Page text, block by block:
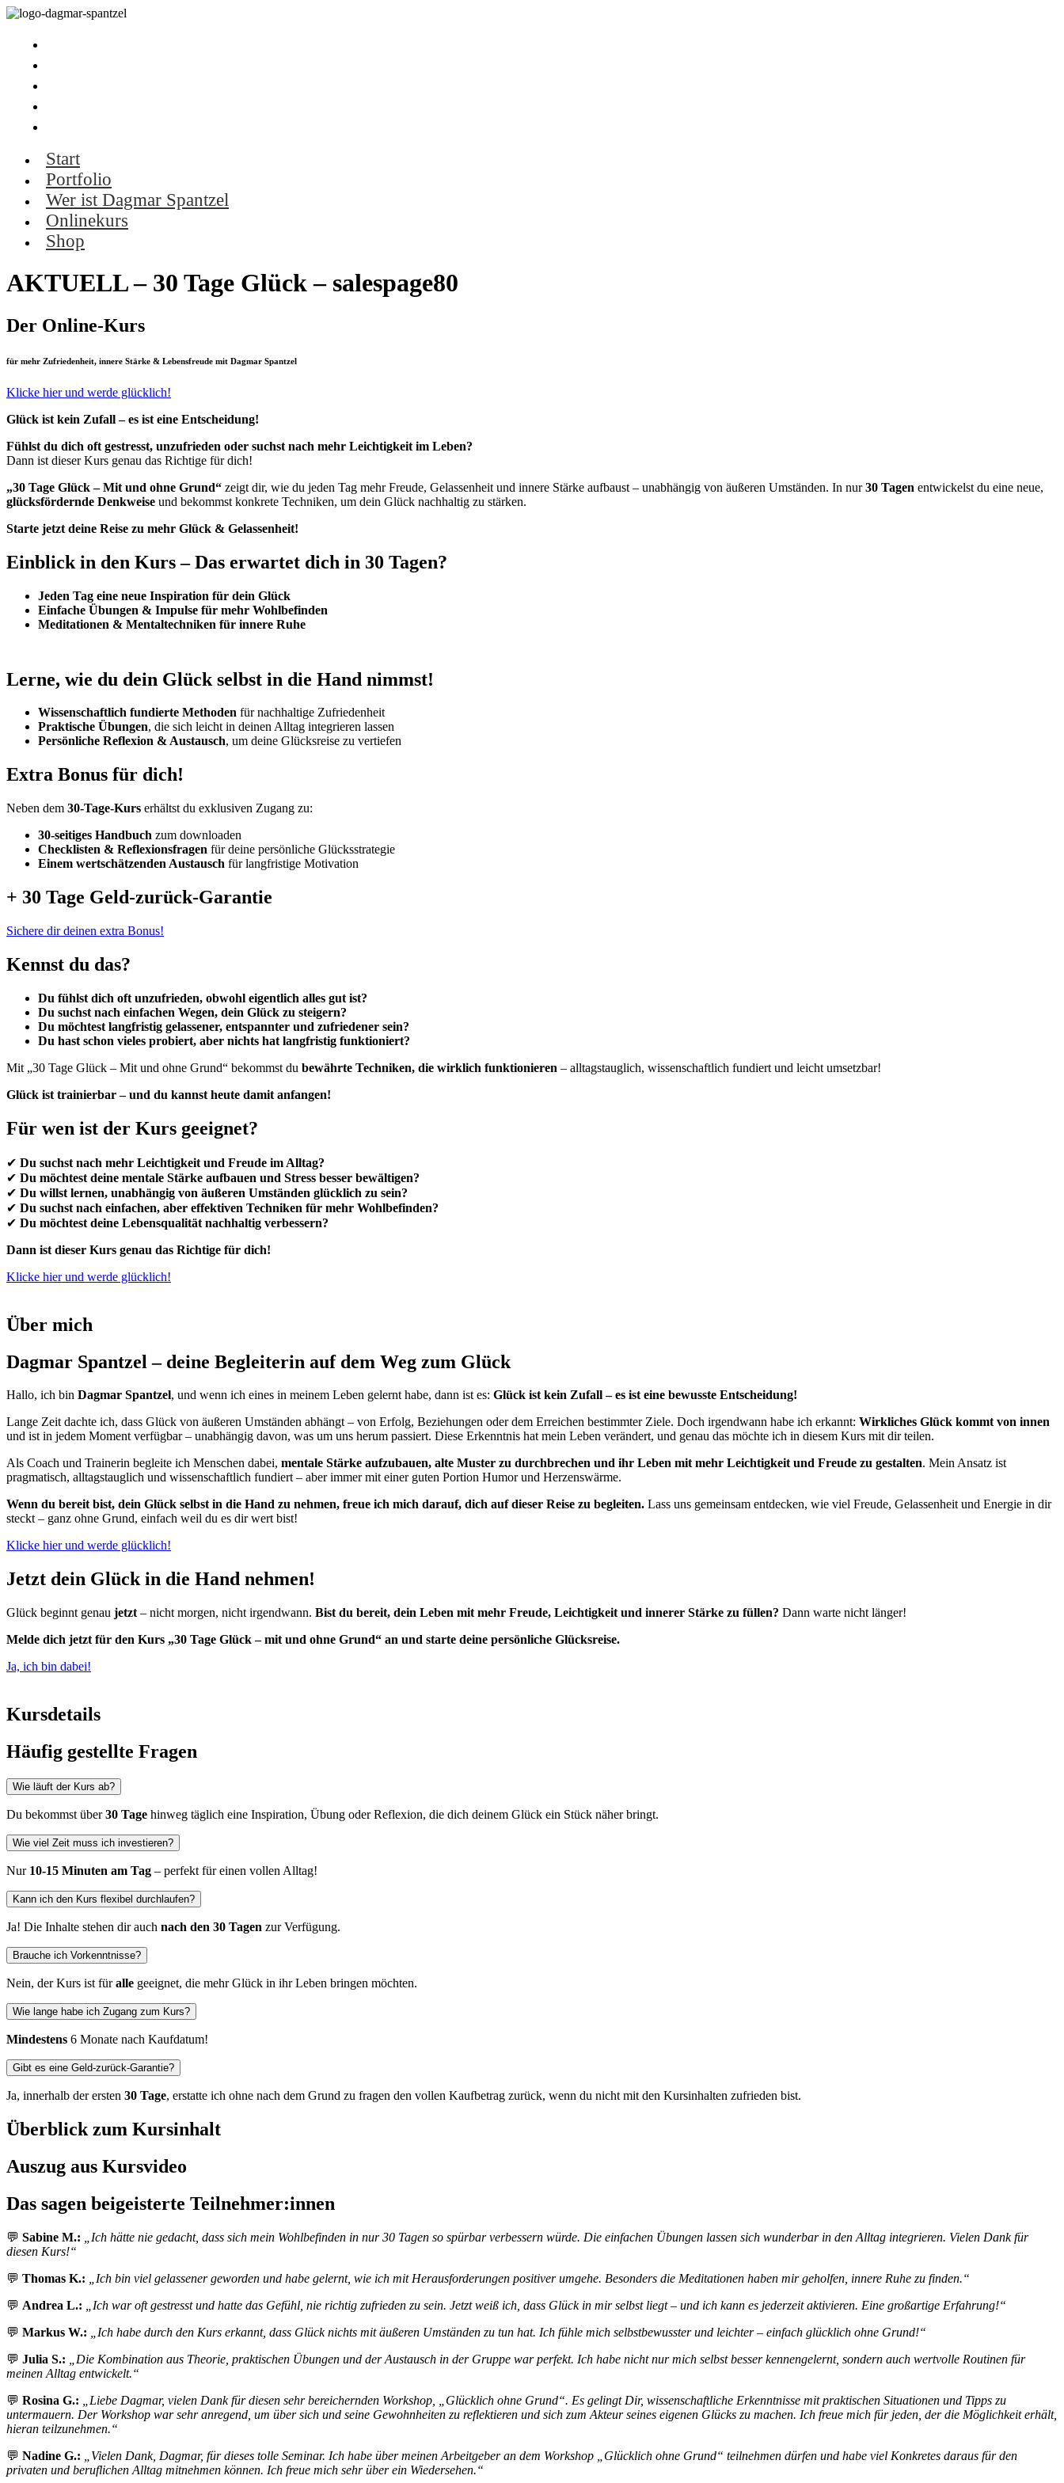
Start
Portfolio
Wer ist Dagmar Spantzel
Onlinekurs
Shop
AKTUELL – 30 Tage Glück – salespage80
Der Online-Kurs
für mehr Zufriedenheit, innere Stärke & Lebensfreude mit Dagmar Spantzel
Klicke hier und werde glücklich!
Glück ist kein Zufall – es ist eine Entscheidung!
Fühlst du dich oft gestresst, unzufrieden oder suchst nach mehr Leichtigkeit im Leben?
Dann ist dieser Kurs genau das Richtige für dich!
„30 Tage Glück – Mit und ohne Grund“ zeigt dir, wie du jeden Tag mehr Freude, Gelassenheit und innere Stärke aufbaust – unabhängig von äußeren Umständen. In nur30 Tagen entwickelst du eine neue,
glücksfördernde Denkweise und bekommst konkrete Techniken, um dein Glück nachhaltig zu stärken.
Starte jetzt deine Reise zu mehr Glück & Gelassenheit!
Einblick in den Kurs – Das erwartet dich in 30 Tagen?
Jeden Tag eine neue Inspiration für dein Glück
Einfache Übungen & Impulse für mehr Wohlbefinden
Meditationen & Mentaltechniken für innere Ruhe
Lerne, wie du dein Glück selbst in die Hand nimmst!
Wissenschaftlich fundierte Methoden für nachhaltige Zufriedenheit
Praktische Übungen, die sich leicht in deinen Alltag integrieren lassen
Persönliche Reflexion & Austausch, um deine Glücksreise zu vertiefen
Extra Bonus für dich!
Neben dem 30-Tage-Kurs erhältst du exklusiven Zugang zu:
30-seitiges Handbuch zum downloaden
Checklisten & Reflexionsfragen für deine persönliche Glücksstrategie
Einem wertschätzenden Austausch für langfristige Motivation
+ 30 Tage Geld-zurück-Garantie
Sichere dir deinen extra Bonus!
Kennst du das?
Du fühlst dich oft unzufrieden, obwohl eigentlich alles gut ist?
Du suchst nach einfachen Wegen, dein Glück zu steigern?
Du möchtest langfristig gelassener, entspannter und zufriedener sein?
Du hast schon vieles probiert, aber nichts hat langfristig funktioniert?
Mit „30 Tage Glück – Mit und ohne Grund“ bekommst du bewährte Techniken, die wirklich funktionieren – alltagstauglich, wissenschaftlich fundiert und leicht umsetzbar!
Glück ist trainierbar – und du kannst heute damit anfangen!
Für wen ist der Kurs geeignet?
✔ Du suchst nach mehr Leichtigkeit und Freude im Alltag?
✔ Du möchtest deine mentale Stärke aufbauen und Stress besser bewältigen?
✔ Du willst lernen, unabhängig von äußeren Umständen glücklich zu sein?
✔ Du suchst nach einfachen, aber effektiven Techniken für mehr Wohlbefinden?
✔ Du möchtest deine Lebensqualität nachhaltig verbessern?
Dann ist dieser Kurs genau das Richtige für dich!
Klicke hier und werde glücklich!
Über mich
Dagmar Spantzel – deine Begleiterin auf dem Weg zum Glück
Hallo, ich bin Dagmar Spantzel, und wenn ich eines in meinem Leben gelernt habe, dann ist es: Glück ist kein Zufall – es ist eine bewusste Entscheidung!
Lange Zeit dachte ich, dass Glück von äußeren Umständen abhängt – von Erfolg, Beziehungen oder dem Erreichen bestimmter Ziele. Doch irgendwann habe ich erkannt: Wirkliches Glück kommt von innen
und ist in jedem Moment verfügbar – unabhängig davon, was um uns herum passiert. Diese Erkenntnis hat mein Leben verändert, und genau das möchte ich in diesem Kurs mit dir teilen.
Als Coach und Trainerin begleite ich Menschen dabei, mentale Stärke aufzubauen, alte Muster zu durchbrechen und ihr Leben mit mehr Leichtigkeit und Freude zu gestalten. Mein Ansatz ist
pragmatisch, alltagstauglich und wissenschaftlich fundiert – aber immer mit einer guten Portion Humor und Herzenswärme.
Wenn du bereit bist, dein Glück selbst in die Hand zu nehmen, freue ich mich darauf, dich auf dieser Reise zu begleiten. Lass uns gemeinsam entdecken, wie viel Freude, Gelassenheit und Energie in dir
steckt – ganz ohne Grund, einfach weil du es dir wert bist!
Klicke hier und werde glücklich!
Jetzt dein Glück in die Hand nehmen!
Glück beginnt genau jetzt – nicht morgen, nicht irgendwann. Bist du bereit, dein Leben mit mehr Freude, Leichtigkeit und innerer Stärke zu füllen? Dann warte nicht länger!
Melde dich jetzt für den Kurs „30 Tage Glück – mit und ohne Grund“ an und starte deine persönliche Glücksreise.
Ja, ich bin dabei!
Kursdetails
Häufig gestellte Fragen
Wie läuft der Kurs ab?
Du bekommst über30 Tage hinweg täglich eine Inspiration, Übung oder Reflexion, die dich deinem Glück ein Stück näher bringt.
Wie viel Zeit muss ich investieren?
Nur 10-15 Minuten am Tag – perfekt für einen vollen Alltag!
Kann ich den Kurs flexibel durchlaufen?
Ja! Die Inhalte stehen dir auch nach den 30 Tagen zur Verfügung.
Brauche ich Vorkenntnisse?
Nein, der Kurs ist füralle geeignet, die mehr Glück in ihr Leben bringen möchten.
Wie lange habe ich Zugang zum Kurs?
Mindestens 6 Monate nach Kaufdatum!
Gibt es eine Geld-zurück-Garantie?
Ja, innerhalb der ersten 30 Tage, erstatte ich ohne nach dem Grund zu fragen den vollen Kaufbetrag zurück, wenn du nicht mit den Kursinhalten zufrieden bist.
Überblick zum Kursinhalt
Auszug aus Kursvideo
Das sagen beigeisterte Teilnehmer:innen
💬 Sabine M.:
„Ich hätte nie gedacht, dass sich mein Wohlbefinden in nur 30 Tagen so spürbar verbessern würde. Die einfachen Übungen lassen sich wunderbar in den Alltag integrieren. Vielen Dank für
diesen Kurs!“
💬 Thomas K.:
„Ich bin viel gelassener geworden und habe gelernt, wie ich mit Herausforderungen positiver umgehe. Besonders die Meditationen haben mir geholfen, innere Ruhe zu finden.“
💬 Andrea L.:
„Ich war oft gestresst und hatte das Gefühl, nie richtig zufrieden zu sein. Jetzt weiß ich, dass Glück in mir selbst liegt – und ich kann es jederzeit aktivieren. Eine großartige Erfahrung!“
💬 Markus W.:
„Ich habe durch den Kurs erkannt, dass Glück nichts mit äußeren Umständen zu tun hat. Ich fühle mich selbstbewusster und leichter – einfach glücklich ohne Grund!“
💬 Julia S.:
„Die Kombination aus Theorie, praktischen Übungen und der Austausch in der Gruppe war perfekt. Ich habe nicht nur mich selbst besser kennengelernt, sondern auch wertvolle Routinen für
meinen Alltag entwickelt.“
💬 Rosina G.:
„Liebe Dagmar, vielen Dank für diesen sehr bereichernden Workshop, „Glücklich ohne Grund“. Es gelingt Dir, wissenschaftliche Erkenntnisse mit praktischen Situationen und Tipps zu
untermauern. Der Workshop war sehr anregend, um über sich und seine Gewohnheiten zu reflektieren und sich zum Akteur seines eigenen Glücks zu machen. Ich freue mich für jeden, der die Möglichkeit erhält,
hieran teilzunehmen.“
💬 Nadine G.:
„Vielen Dank, Dagmar, für dieses tolle Seminar. Ich habe über meinen Arbeitgeber an dem Workshop „Glücklich ohne Grund“ teilnehmen dürfen und habe viel Konkretes daraus für den
privaten und beruflichen Alltag mitnehmen können. Ich freue mich sehr über ein Wiedersehen.“